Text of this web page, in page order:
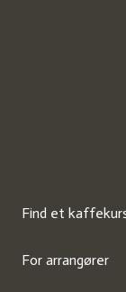
Find et
For arrangører